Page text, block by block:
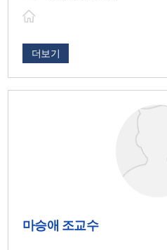
더보기
마승애 조교수